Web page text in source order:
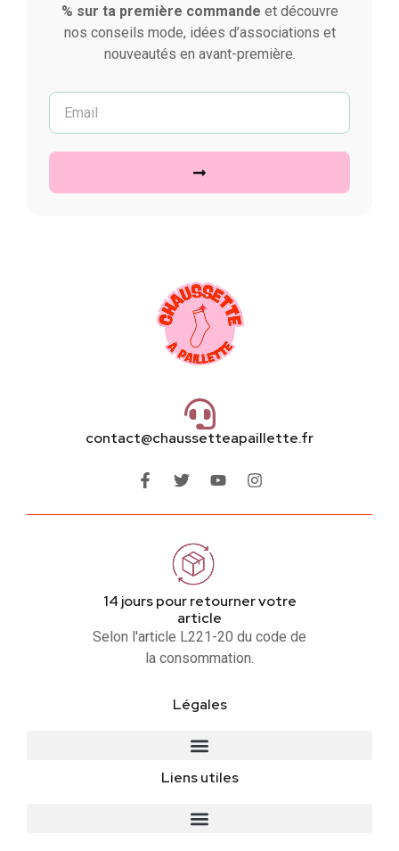
% sur ta première commande et découvre
nos conseils mode, idées d’associations et
nouveautés en avant-première.
contact@chaussetteapaillette.fr
14 jours pour retourner votre
article
Selon l'article L221-20 du code de
la consommation.
Légales
Liens utiles